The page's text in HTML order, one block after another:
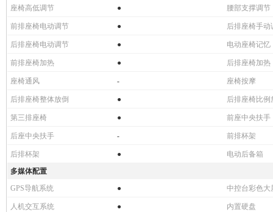
座椅高低调节 ● 腰部支撑调节
前排座椅电动调节 ● 后排座椅手动
后排座椅电动调节 ● 电动座椅记忆
前排座椅加热 ● 后排座椅加热
座椅通风 - 座椅按摩
后排座椅整体放倒 ● 后排座椅比例
第三排座椅 ● 前座中央扶手
后座中央扶手 - 前排杯架
后排杯架 ●
电动后备箱
多媒体配置
GPS导航系统
● 中控台彩色大
人机交互系统 ● 内置硬盘